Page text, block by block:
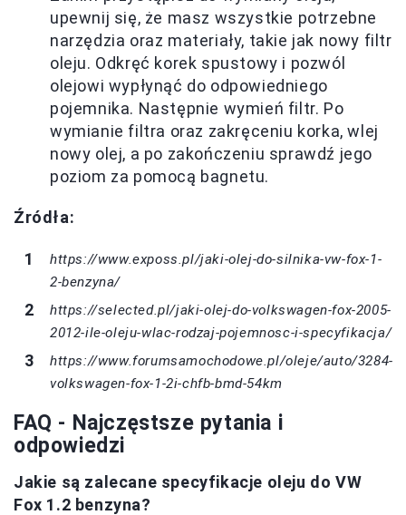
upewnij się, że masz wszystkie potrzebne
narzędzia oraz materiały, takie jak nowy filtr
oleju. Odkręć korek spustowy i pozwól
olejowi wypłynąć do odpowiedniego
pojemnika. Następnie wymień filtr. Po
wymianie filtra oraz zakręceniu korka, wlej
nowy olej, a po zakończeniu sprawdź jego
poziom za pomocą bagnetu.
Źródła:
https://www.exposs.pl/jaki-olej-do-silnika-vw-fox-1-
2-benzyna/
https://selected.pl/jaki-olej-do-volkswagen-fox-2005-
2012-ile-oleju-wlac-rodzaj-pojemnosc-i-specyfikacja/
https://www.forumsamochodowe.pl/oleje/auto/3284-
volkswagen-fox-1-2i-chfb-bmd-54km
FAQ - Najczęstsze pytania i
odpowiedzi
Jakie są zalecane specyfikacje oleju do VW
Fox 1.2 benzyna?